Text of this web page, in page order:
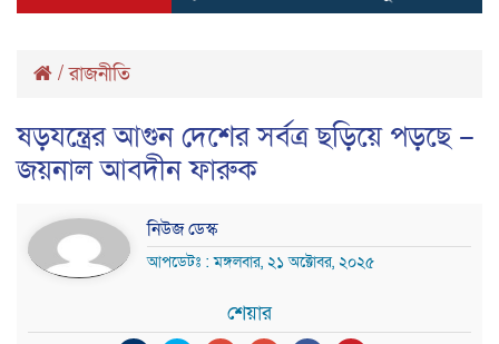
/রাজনীতি
ষড়যন্ত্রের আগুন দেশের সর্বত্র ছড়িয়ে পড়ছে –
জয়নাল আবদীন ফারুক
নিউজ ডেস্ক
আপডেটঃ : মঙ্গলবার, ২১ অক্টোবর, ২০২৫
শেয়ার